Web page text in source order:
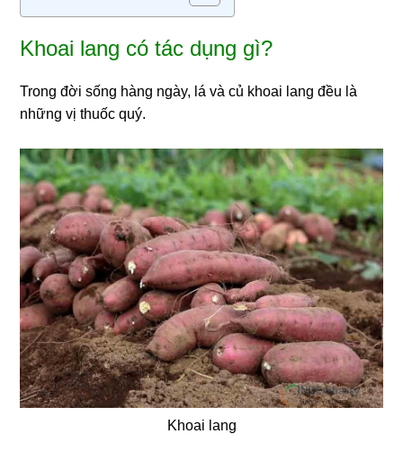
Khoai lang có tác dụng gì?
Trong đời sống hàng ngày, lá và củ khoai lang đều là
những vị thuốc quý.
Khoai lang